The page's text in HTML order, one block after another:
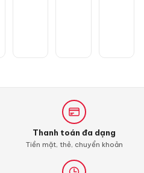
Thanh toán đa dạng
Tiền mặt, thẻ, chuyển khoản